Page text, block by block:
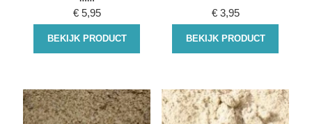
€ 5,95
BEKIJK PRODUCT
€ 3,95
BEKIJK PRODUCT